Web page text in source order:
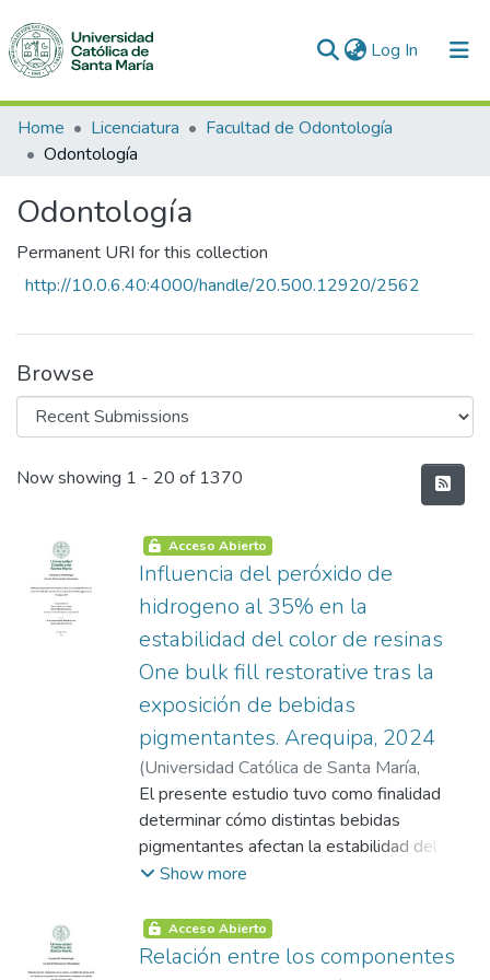
Log In (current)
Communities & Collections
All of DSpace
Statistics
Home Licenciatura
Facultad de Odontología
Odontología
Odontología
Permanent URI for this collection
http://10.0.6.40:4000/handle/20.500.12920/2562
Browse
Recent Submissions
Now showing 1 - 20 of 1370
Acceso Abierto
Influencia del peróxido de
hidrogeno al 35% en la
estabilidad del color de resinas
One bulk fill restorative tras la
exposición de bebidas
pigmentantes. Arequipa, 2024
(Universidad Católica de Santa María,
2025-10-05)Flores Chambi, Ana Claudia
El presente estudio tuvo como finalidad
determinar cómo distintas bebidas
pigmentantes afectan la estabilidad del
color de la resina compuesta One Bulk Fill,
hidrógeno al 35% para disminuir dichas
alteraciones cromáticas. Para ello, se
Show more
Acceso Abierto
Relación entre los componentes